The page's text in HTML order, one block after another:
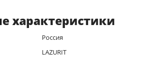
характеристики
Россия
LAZURIT